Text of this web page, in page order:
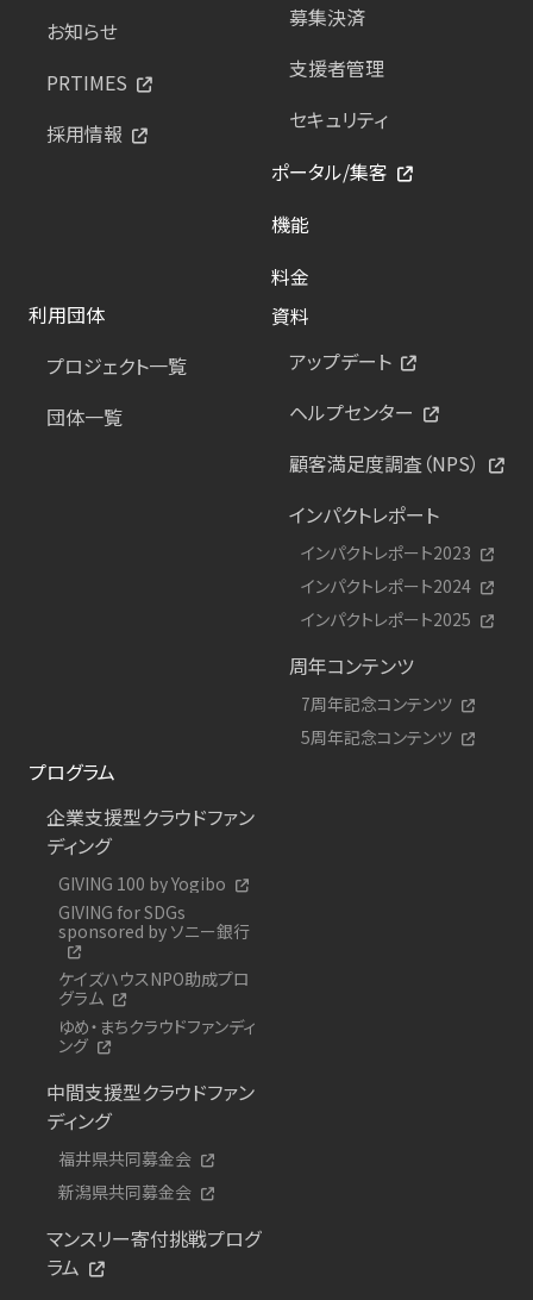
お知らせ
PRTIMES
採用情報
募集決済
支援者管理
セキュリティ
ポータル/集客
機能
料金
利用団体
プロジェクト一覧
団体一覧
資料
アップデート
ヘルプセンター
顧客満足度調査（NPS）
インパクトレポート
インパクトレポート2023
インパクトレポート2024
インパクトレポート2025
周年コンテンツ
7周年記念コンテンツ
5周年記念コンテンツ
プログラム
企業支援型クラウドファン
ディング
GIVING 100 by Yogibo
GIVING for SDGs
sponsored by ソニー銀行
ケイズハウスNPO助成プロ
グラム
ゆめ・まちクラウドファンディ
ング
中間支援型クラウドファン
ディング
福井県共同募金会
新潟県共同募金会
マンスリー寄付挑戦プログ
ラム